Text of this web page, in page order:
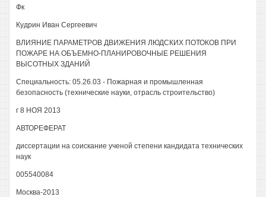
Фк
Кудрин Иван Сергеевич
ВЛИЯНИЕ ПАРАМЕТРОВ ДВИЖЕНИЯ ЛЮДСКИХ ПОТОКОВ ПРИ
ПОЖАРЕ НА ОБЪЕМНО-ПЛАНИРОВОЧНЫЕ РЕШЕНИЯ
ВЫСОТНЫХ ЗДАНИЙ
Специальность: 05.26.03 - Пожарная и промышленная
безопасность (технические науки, отрасль строительство)
г 8 НОЯ 2013
АВТОРЕФЕРАТ
диссертации на соискание ученой степени кандидата технических
наук
005540084
Москва-2013